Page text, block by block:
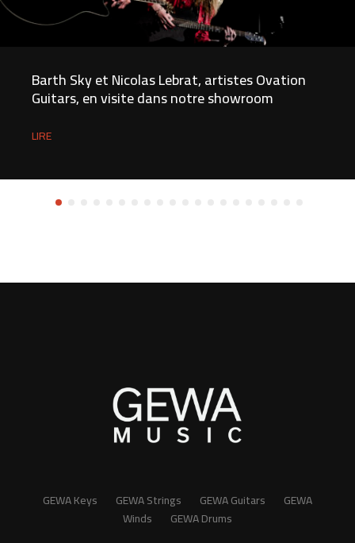
Barth Sky et Nicolas Lebrat, artistes Ovation
Guitars, en visite dans notre showroom
LIRE
GEWA Keys GEWA Strings GEWA Guitars
GEWA
Winds
GEWA Drums